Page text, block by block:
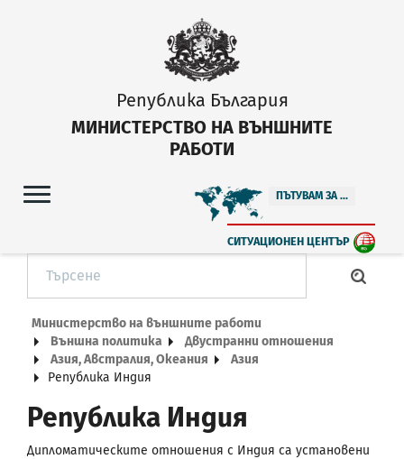
Република България
МИНИСТЕРСТВО НА ВЪНШНИТЕ
РАБОТИ
ПЪТУВАМ ЗА ...
СИТУАЦИОНЕН ЦЕНТЪР
Министерство на външните работи
Външна политика
Двустранни отношения
Азия, Австралия, Океания
Азия
Република Индия
Република Индия
Дипломатическите отношения с Индия са установени